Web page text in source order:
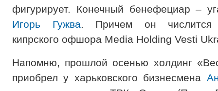
фигурирует. Конечный бенефециар –
Игорь Гужва. Причем он числится
кипрского офшора Media Holding Vesti
Напомню, прошлой осенью холдинг
приобрел у харьковского бизнесмена